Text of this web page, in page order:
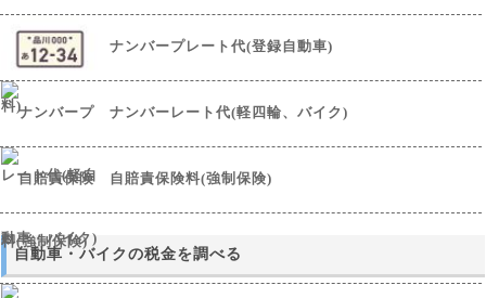
ナンバープレート代(登録自動車)
ナンバーレート代(軽四輪、バイク)
自賠責保険料(強制保険)
自動車・バイクの税金を調べる